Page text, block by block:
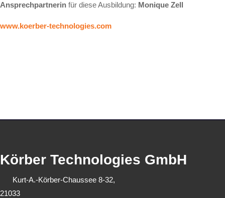
Ansprechpartnerin für diese Ausbildung: Monique Zell
www.koerber-technologies.com
Körber Technologies GmbH
Kurt-A.-Körber-Chaussee 8-32,
21033